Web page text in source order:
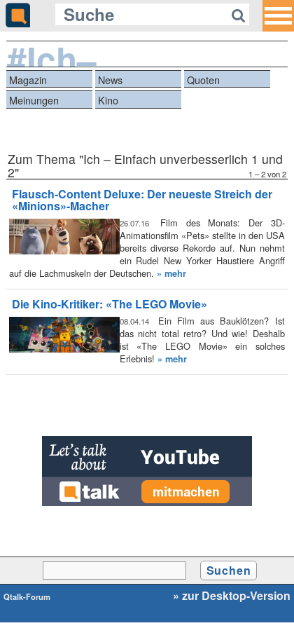
#Ich–
Magazin News
Quoten
Meinungen
Kino
Zum Thema "Ich – Einfach unverbesserlich 1 und
2" 1 – 2 von 2
Flausch-Content Deluxe: Der neueste Streich der
«Minions»-Macher
26.07.16
Film des Monats: Der 3D-
Animationsfilm «Pets» stellte in den USA
bereits diverse Rekorde auf. Nun nehmt
ein Rudel New Yorker Haustiere Angriff
auf die Lachmuskeln der Deutschen. » mehr
Die Kino-Kritiker: «The LEGO Movie»
08.04.14
Ein Film aus Bauklötzen? Ist
das nicht total retro? Und wie! Deshalb
ist «The LEGO Movie» ein solches
Erlebnis! » mehr
Qtalk-Forum » zur Desktop-Version